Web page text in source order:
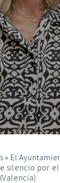
» El
silencio por